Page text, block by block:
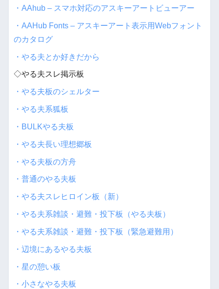
・AAhub – スマホ対応のアスキーアートビューアー
・AAHub Fonts – アスキーアート表示用Webフォント
のカタログ
・やる夫とか好きだから
◇やる夫スレ掲示板
・やる夫板のシェルター
・やる夫系狐板
・BULKやる夫板
・やる夫長い理想郷板
・やる夫板の方舟
・普通のやる夫板
・やる夫スレヒロイン板（新）
・やる夫系雑談・避難・投下板（やる夫板）
・やる夫系雑談・避難・投下板（緊急避難用）
・辺境にあるやる夫板
・星の憩い板
・小さなやる夫板